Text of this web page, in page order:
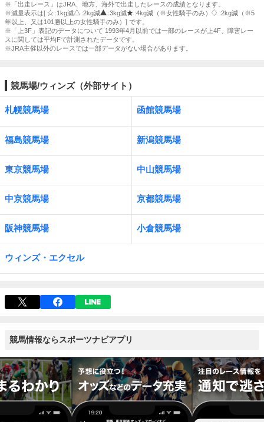
※「出走レース」はJRA、地方、海外で出走したレースの成績となります。
※減量表示は[
:1kg減 :2kg減 :3kg減 :4kg減（※女性騎手のみ）
:2kg減（※5
年以上、又は101勝以上の女性騎手のみ）] です。
※「上3F」表記のデータについて 1993年4月以前では一部のレースが上4F、障害レー
スに関しては平均Fで計測されたデータです。
※JRA主催以外のレースでは一部データがない場合があります。
競馬場/ウィンズ（外部サイト）
札幌競馬場 函館競馬場
福島競馬場 新潟競馬場
東京競馬場 中山競馬場
中京競馬場 京都競馬場
阪神競馬場 小倉競馬場
ウィンズ・エクセル
競馬情報ならスポーツナビアプリ